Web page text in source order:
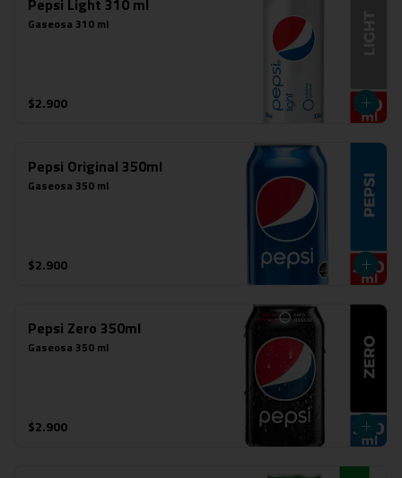
Pepsi Light 310 ml
Gaseosa 310 ml
$2.900
Pepsi Original 350ml
Gaseosa 350 ml
$2.900
Pepsi Zero 350ml
Gaseosa 350 ml
$2.900